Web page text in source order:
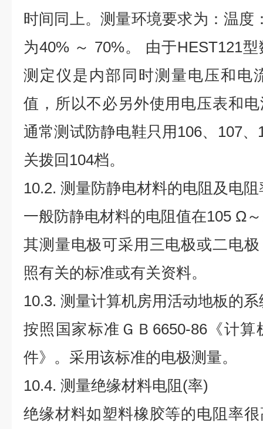
时间同上。测量环境要求为：温
为40% ～ 70%。 由于HEST121
测定仪是内部同时测量电压和电
值，所以不必另外使用电压表和
通常测试防静电鞋只用106、107
关拨回104档。
10.2. 测量防静电材料的电阻及电阻
一般防静电材料的电阻值在105 Ω
其测量电极可采用三电极或二电
照有关的标准或有关资料。
10.3. 测量计算机房用活动地板的
按照国家标准ＧＢ6650-86《计
件》。采用该标准的电极测量。
10.4. 测量绝缘材料电阻(率)
绝缘材料如塑料橡胶等的电阻率